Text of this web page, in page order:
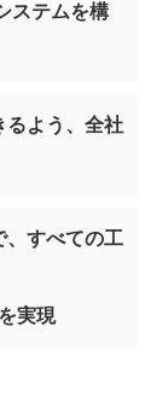
ステムを構
るよう、全社
、すべての工
実現